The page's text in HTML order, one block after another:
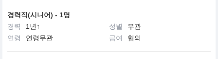
경력직(시니어) - 1명
경력
1년↑ 성별
무관
연령
연령무관 급여 협의